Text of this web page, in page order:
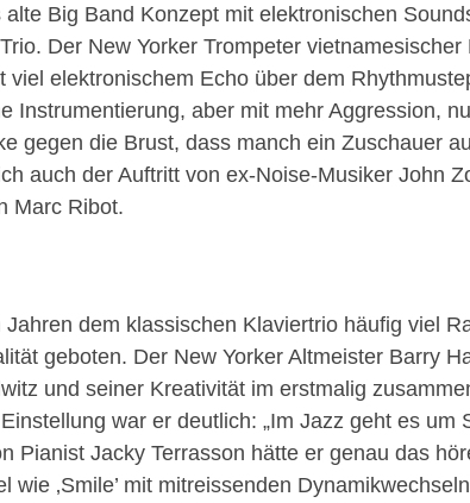
Big Band Konzept mit elektronischen
Der New Yorker Trompeter
elektronischem Echo über dem
Instrumentierung, aber mit mehr Aggression,
gegen die Brust, dass manch ein Zuschauer
auch der Auftritt von ex-Noise-Musiker John
Marc Ribot.
dem klassischen Klaviertrio häufig viel
geboten. Der New Yorker Altmeister Barry
und seiner Kreativität im erstmalig
war er deutlich: „Im Jazz geht es
Pianist Jacky Terrasson hätte er genau das
wie ‚Smile’ mit mitreissenden